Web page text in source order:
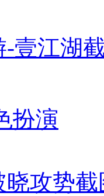
壹江湖
扮演
攻势截